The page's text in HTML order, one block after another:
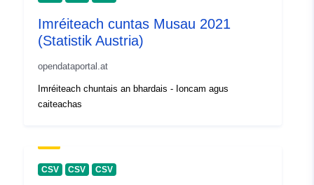
Imréiteach cuntas Musau 2021
(Statistik Austria)
opendataportal.at
Imréiteach chuntais an bhardais - Ioncam agus
caiteachas
CSV CSV CSV